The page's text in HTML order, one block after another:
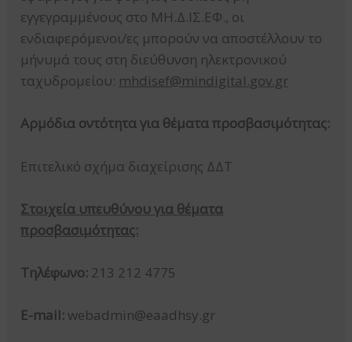
εγγεγραμμένους στο ΜΗ.Δ.ΙΣ.ΕΦ., οι
ενδιαφερόμενοι/ες μπορούν να αποστέλλουν το
μήνυμά τους στη διεύθυνση ηλεκτρονικού
ταχυδρομείου: mhdisef@mindigital.gov.gr
Αρμόδια οντότητα για θέματα προσβασιμότητας:
Επιτελικό σχήμα διαχείρισης ΔΔΤ
Στοιχεία υπευθύνου για θέματα
προσβασιμότητας:
Τηλέφωνο: 213 212 4775
E-mail: webadmin@eaadhsy.gr